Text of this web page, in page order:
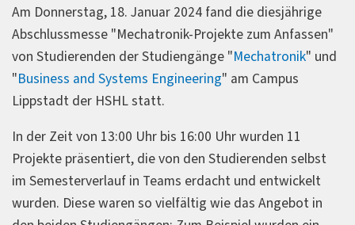
Am Donnerstag, 18. Januar 2024 fand die diesjährige
Abschlussmesse "Mechatronik-Projekte zum Anfassen"
von Studierenden der Studiengänge "Mechatronik" und
"Business and Systems Engineering" am Campus
Lippstadt der HSHL statt.
In der Zeit von 13:00 Uhr bis 16:00 Uhr wurden 11
Projekte präsentiert, die von den Studierenden selbst
im Semesterverlauf in Teams erdacht und entwickelt
wurden. Diese waren so vielfältig wie das Angebot in